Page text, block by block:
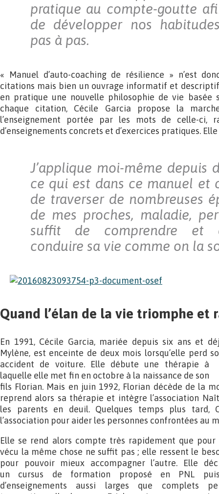
pratique au compte-goutte
de développer nos
pas à pas.
« Manuel d’auto-coaching de résilience » n’est
citations mais bien un ouvrage informatif et
en pratique une nouvelle philosophie de vie basée
chaque citation, Cécile Garcia propose la
l’enseignement portée par les mots de celle-ci,
d’enseignements concrets et d’exercices pratiques.
J’applique moi-même depuis
ce qui est dans ce manuel et
de traverser de nombreuses
de mes proches, maladie,
suffit de comprendre et
conduire sa vie comme on la
Quand l’élan de la vie triomphe et
En 1991, Cécile Garcia, mariée depuis six ans et
Mylène, est enceinte de deux mois lorsqu’elle perd
accident de voiture. Elle débute une thérapie à
laquelle elle met fin en octobre à la naissance de son
fils Florian. Mais en juin 1992, Florian décède de la
reprend alors sa thérapie et intègre l’association
les parents en deuil. Quelques temps plus tard,
l’association pour aider les personnes confrontées au
Elle se rend alors compte très rapidement que pour
vécu la même chose ne suffit pas ; elle ressent le
pour pouvoir mieux accompagner l’autre. Elle
un cursus de formation proposé en PNL
d’enseignements aussi larges que complets